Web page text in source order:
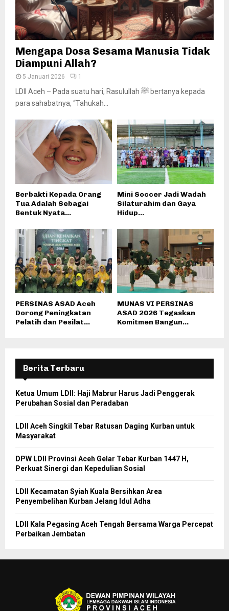
Mengapa Dosa Sesama Manusia Tidak
Diampuni Allah?
5 Januari 2026 1
LDII Aceh – Pada suatu hari, Rasulullah ﷺ bertanya kepada
para sahabatnya, “Tahukah...
Berbakti Kepada Orang
Tua Adalah Sebagai
Bentuk Nyata...
Mini Soccer Jadi Wadah
Silaturahim dan Gaya
Hidup...
PERSINAS ASAD Aceh
Dorong Peningkatan
Pelatih dan Pesilat...
MUNAS VI PERSINAS
ASAD 2026 Tegaskan
Komitmen Bangun...
Berita Terbaru
Ketua Umum LDII: Haji Mabrur Harus Jadi Penggerak
Perubahan Sosial dan Peradaban
LDII Aceh Singkil Tebar Ratusan Daging Kurban untuk
Masyarakat
DPW LDII Provinsi Aceh Gelar Tebar Kurban 1447 H,
Perkuat Sinergi dan Kepedulian Sosial
LDII Kecamatan Syiah Kuala Bersihkan Area
Penyembelihan Kurban Jelang Idul Adha
LDII Kala Pegasing Aceh Tengah Bersama Warga Percepat
Perbaikan Jembatan